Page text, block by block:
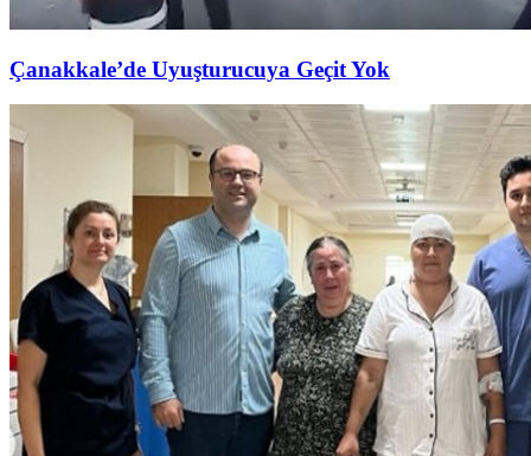
Çanakkale’de Uyuşturucuya Geçit Yok